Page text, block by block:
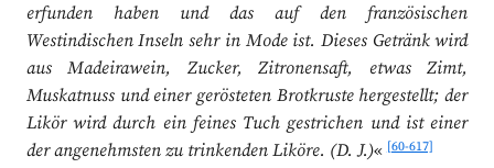
erfunden haben und das auf den französischen
Westindischen Inseln sehr in Mode ist. Dieses Getränk wird
aus Madeirawein, Zucker, Zitronensaft, etwas Zimt,
Muskatnuss und einer gerösteten Brotkruste hergestellt; der
Likör wird durch ein feines Tuch gestrichen und ist einer
der angenehmsten zu trinkenden Liköre. (D. J.)«[60-617]